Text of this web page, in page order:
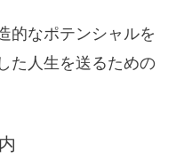
的なポテンシャルを
た人生を送るための